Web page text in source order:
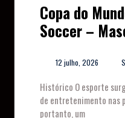
Copa do
Soccer –
12 julho, 2026
Histórico O esporte
de entretenimento nas
portanto, um